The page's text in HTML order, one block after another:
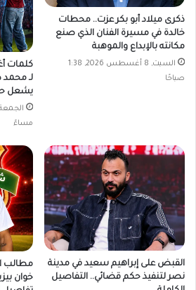
ذكرى ميلاد أبو بكر عزت.. محطات
خالدة في مسيرة الفنان الذي صنع
مكانته بالإبداع والموهبة
السبت, 8 أغسطس 2026, 1:38
صباحًا
كلمات
لـ محمد
يشعل
مساءً
القبض على إبراهيم سعيد في مدينة
نصر لتنفيذ حكم قضائي.. التفاصيل
مطالب
خوان